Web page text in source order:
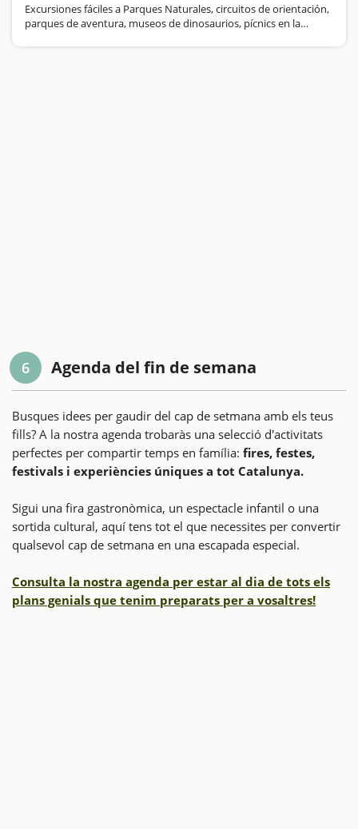
Excursiones fáciles a Parques Naturales, circuitos de orientación,
parques de aventura, museos de dinosaurios, pícnics en la
6 Agenda del fin de semana
Busques idees per gaudir del cap de setmana amb els teus
fills? A la nostra agenda trobaràs una selecció d'activitats
perfectes per compartir temps en família: fires, festes,
festivals i experiències úniques a tot Catalunya.
Sigui una fira gastronòmica, un espectacle infantil o una
sortida cultural, aquí tens tot el que necessites per convertir
qualsevol cap de setmana en una escapada especial.
Consulta la nostra agenda per estar al dia de tots els
plans genials que tenim preparats per a vosaltres!